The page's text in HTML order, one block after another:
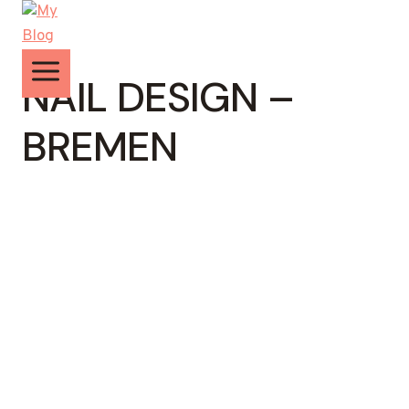
Zum
Inhalt
springen
NAIL DESIGN –
BREMEN